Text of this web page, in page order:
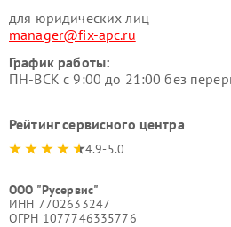
для юридических лиц
manager@fix-apc.ru
График работы:
ПН-ВСК с 9:00 до 21:00 без
Рейтинг сервисного центра
4.9-5.0
ООО "Русервис"
ИНН 7702633247
ОГРН 1077746335776